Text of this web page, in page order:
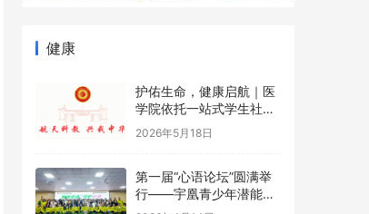
开展5·12国际护士节沉浸
式健康科普游园会
2026年5月18日
长基地协办，助力青少年
心理健康事业
2026年4月14日